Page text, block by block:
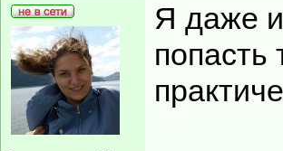
Я даже и
попасть